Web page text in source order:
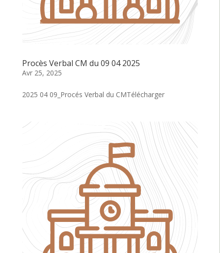
Procès Verbal CM du 09 04 2025
Avr 25, 2025
2025 04 09_Procés Verbal du CMTélécharger